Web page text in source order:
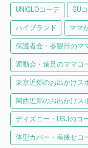
UNIQLOコーデ GU
ハイブランド ママ
保護者会・参観日のマ
運動会・遠足のママコ
東京近郊のお出かけス
関西近郊のお出かけス
ディズニー・USJのコ
体型カバー・着痩せコ